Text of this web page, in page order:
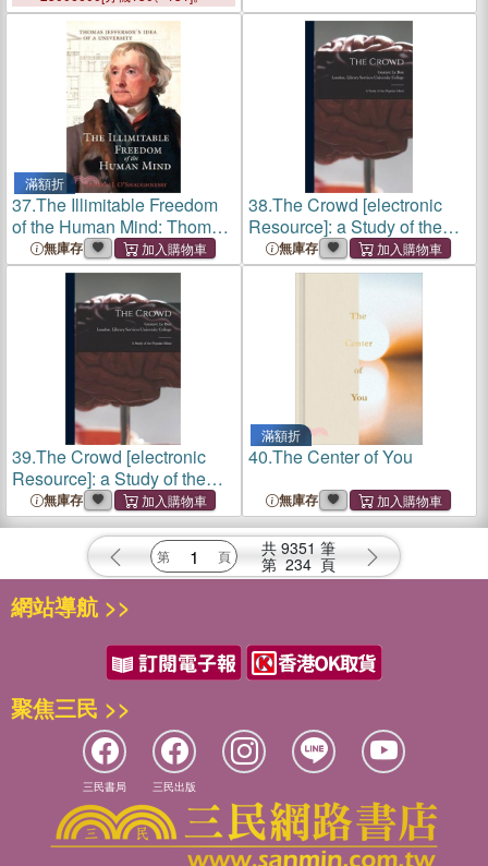
滿額折
37.The Illimitable Freedom
of the Human Mind: Thomas
Jefferson's Idea of a
University
無庫存
38.The Crowd [electronic
Resource]: a Study of the
Popular Mind
無庫存
39.The Crowd [electronic
Resource]: a Study of the
Popular Mind
無庫存
滿額折
40.The Center of You
無庫存
共 9351 筆
第 234 頁
網站導航 >>
聚焦三民 >>
三民書局 三民出版